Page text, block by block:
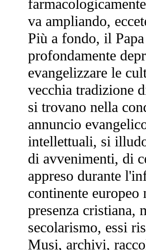
va ampliando,
Più a fondo, il
profondamente
evangelizzare le
vecchia tradizione
si trovano nella
annuncio
intellettuali, si
di avvenimenti, di
appreso durante
continente
presenza cristiana,
secolarismo, essi
Musi, archivi,